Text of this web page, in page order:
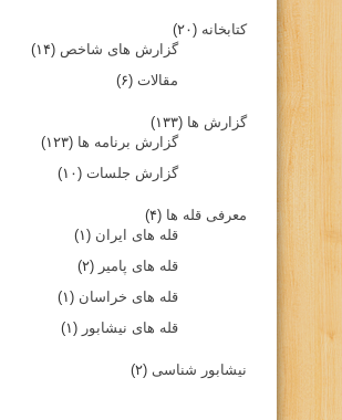
کتابخانه (۲۰)
گزارش های شاخص (۱۴)
مقالات (۶)
گزارش ها (۱۳۳)
گزارش برنامه ها (۱۲۳)
گزارش جلسات (۱۰)
معرفی قله ها (۴)
قله های ایران (۱)
قله های پامیر (۲)
قله های خراسان (۱)
قله های نیشابور (۱)
نیشابور شناسی (۲)